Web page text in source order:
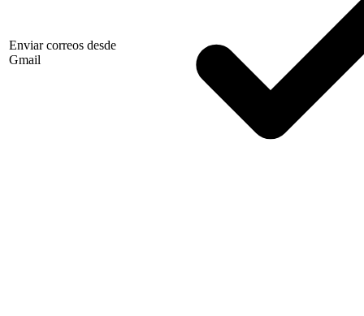
Enviar correos desde
Gmail